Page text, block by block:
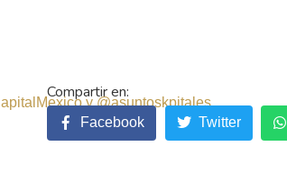
y @asuntoskpitales
Facebook Twitter